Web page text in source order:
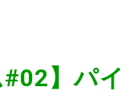
】パイ